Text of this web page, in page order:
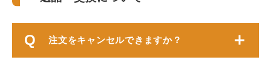
注文をキャンセルできますか？